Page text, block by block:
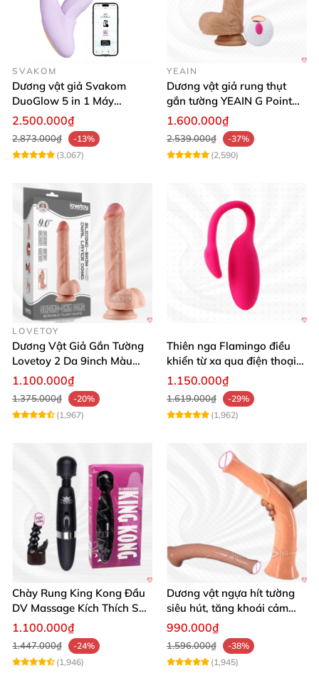
SVAKOM
Dương vật giả Svakom
DuoGlow 5 in 1 Máy
Massage Điểm G & Âm Vật
Điều Khiển App
2.500.000₫
2.873.000₫
-13%
(3,067)
YEAIN
Dương vật giả rung thụt
gắn tường YEAIN G Point
siêu thực điều khiển từ xa
1.600.000₫
2.539.000₫
-37%
(2,590)
LOVETOY
Dương Vật Giả Gắn Tường
Lovetoy 2 Da 9inch Màu
Flesh Hàng Chính Hãng
1.100.000₫
1.375.000₫
-20%
(1,967)
Thiên nga Flamingo điều
khiển từ xa qua điện thoại
cực dễ dàng
1.150.000₫
1.619.000₫
-29%
(1,962)
Chày Rung King Kong Đầu
DV Massage Kích Thích Sâu
Mạnh Mẽ
1.100.000₫
1.447.000₫
-24%
(1,946)
Dương vật ngựa hít tường
siêu hút, tăng khoái cảm
tận hưởng
990.000₫
1.596.000₫
-38%
(1,945)